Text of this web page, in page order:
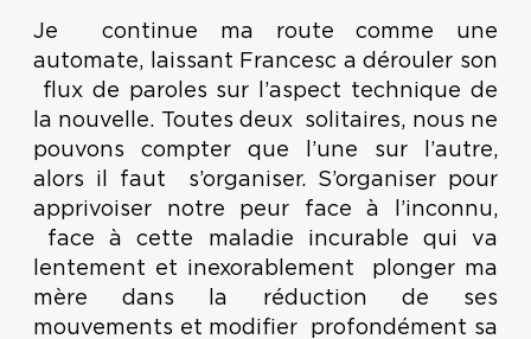
Je continue ma route comme une
automate, laissant Francesc a dérouler son
flux de paroles sur l’aspect technique de
la nouvelle. Toutes deux solitaires, nous ne
pouvons compter que l’une sur l’autre,
alors il faut s’organiser. S’organiser pour
apprivoiser notre peur face à l’inconnu,
face à cette maladie incurable qui va
lentement et inexorablement plonger ma
mère dans la réduction de ses
mouvements et modifier profondément sa